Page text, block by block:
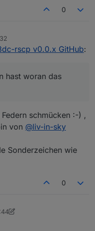
0
rscp v0.0.x GitHub:
hast woran das
schmücken :-) ,
von @liv-in-sky
Sonderzeichen wie
0